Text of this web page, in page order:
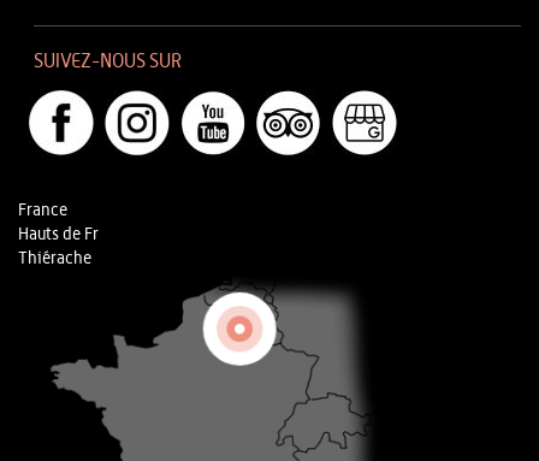
SUIVEZ-NOUS SUR
France
Hauts de Fr
Thiérache